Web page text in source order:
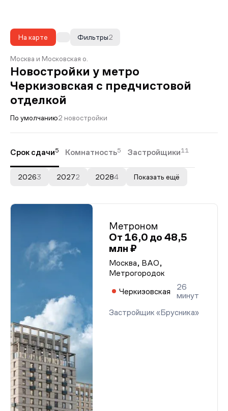
На карте 2
Фильтры
Москва и Московская о.
Новостройки у метро
Черкизовская с предчистовой
отделкой
По умолчанию2 новостройки
Срок сдачи5 Комнатность5 Застройщики11
20263 20272 20284 Показать ещё
Метроном
От 16,0 до 48,5
млн ₽
Москва, ВАО,
Метрогородок
Черкизовская
26
минут
Застройщик «Брусника»